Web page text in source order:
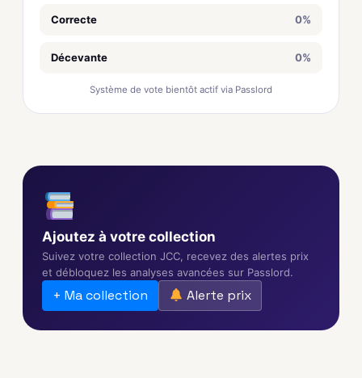
Correcte 0%
Décevante 0%
Système de vote bientôt actif via Passlord
Ajoutez à votre collection
Suivez votre collection JCC, recevez des alertes prix
et débloquez les analyses avancées sur Passlord.
+ Ma collection Alerte prix